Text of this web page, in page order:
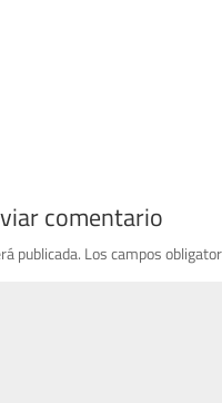
comentario
publicada. Los campos